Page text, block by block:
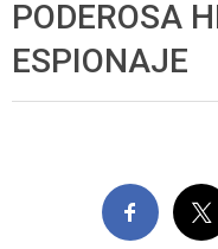
PODEROSA
ESPIONAJE